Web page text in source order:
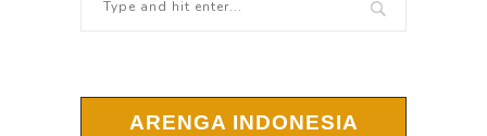
ARENGA INDONESIA